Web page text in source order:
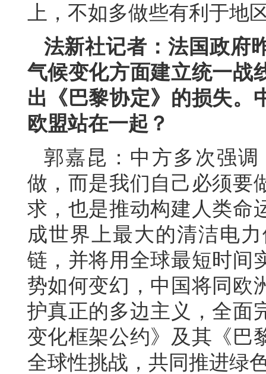
上，不如多做些有利于地
法新社记者：法国政府
气候变化方面建立统一战
出《巴黎协定》的损失。
欧盟站在一起？
郭嘉昆：中方多次强
做，而是我们自己必须要
求，也是推动构建人类命
成世界上最大的清洁电
链，并将用全球最短时间
势如何变幻，中国将同欧
护真正的多边主义，全面
变化框架公约》及其《巴
全球性挑战，共同推进绿